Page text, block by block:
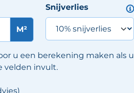
M²
Snijverlies
u een berekening maken als u
velden invult.